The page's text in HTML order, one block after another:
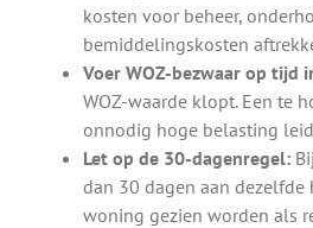
kosten voor beheer,
bemiddelingskosten
Voer WOZ-bezwaar op tijd
WOZ-waarde klopt. Een te
onnodig hoge belasting
Let op de 30-dagenregel:
dan 30 dagen aan dezelfde
woning gezien worden als